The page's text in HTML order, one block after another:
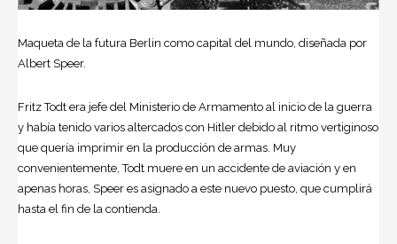
Maqueta de la futura Berlin como capital del mundo, diseñada por
Albert Speer.
Fritz Todt era jefe del Ministerio de Armamento al inicio de la guerra
y había tenido varios altercados con Hitler debido al ritmo vertiginoso
que quería imprimir en la producción de armas. Muy
convenientemente, Todt muere en un accidente de aviación y en
apenas horas, Speer es asignado a este nuevo puesto, que cumplirá
hasta el fin de la contienda.